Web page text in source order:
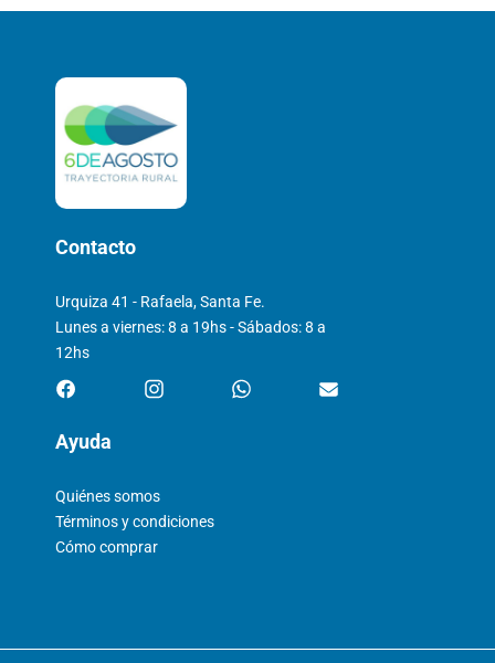
Contacto
Urquiza 41 - Rafaela, Santa Fe.
Lunes a viernes: 8 a 19hs - Sábados: 8 a
12hs
Ayuda
Quiénes somos
Términos y condiciones
Cómo comprar